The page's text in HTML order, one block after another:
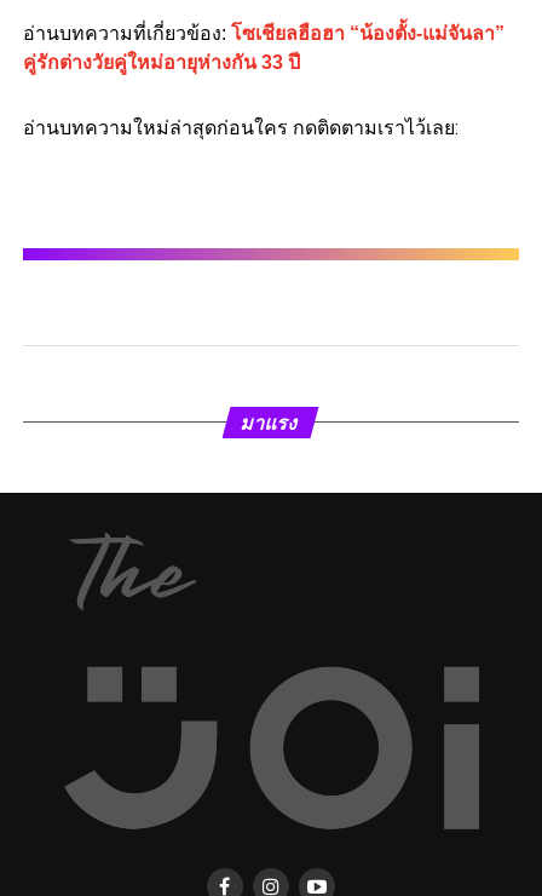
อ่านบทความที่เกี่ยวข้อง: โซเชียลฮือฮา “น้องตั้ง-แม่จันลา”
คู่รักต่างวัยคู่ใหม่อายุห่างกัน 33 ปี
อ่านบทความใหม่ล่าสุดก่อนใคร กดติดตามเราไว้เลย:
มาแรง